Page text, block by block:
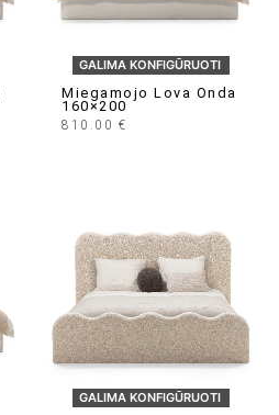
GALIMA KONFIGŪRUOTI
Miegamojo Lova Onda
160×200
810.00 €
GALIMA KONFIGŪRUOTI